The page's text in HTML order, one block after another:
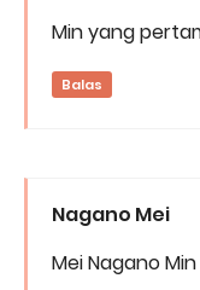
Min yang
Balas
Nagano Mei
Mei Nagano Min